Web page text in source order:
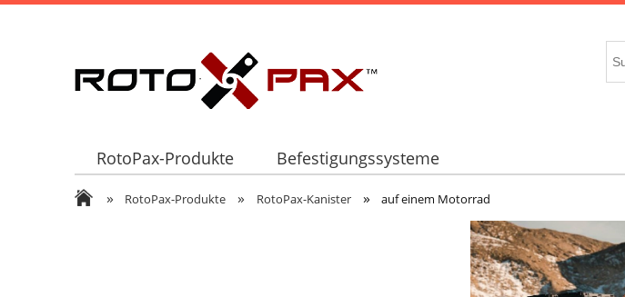
RotoPax-Produkte Befestigungssysteme
» RotoPax-Produkte » RotoPax-Kanister » auf einem Motorrad